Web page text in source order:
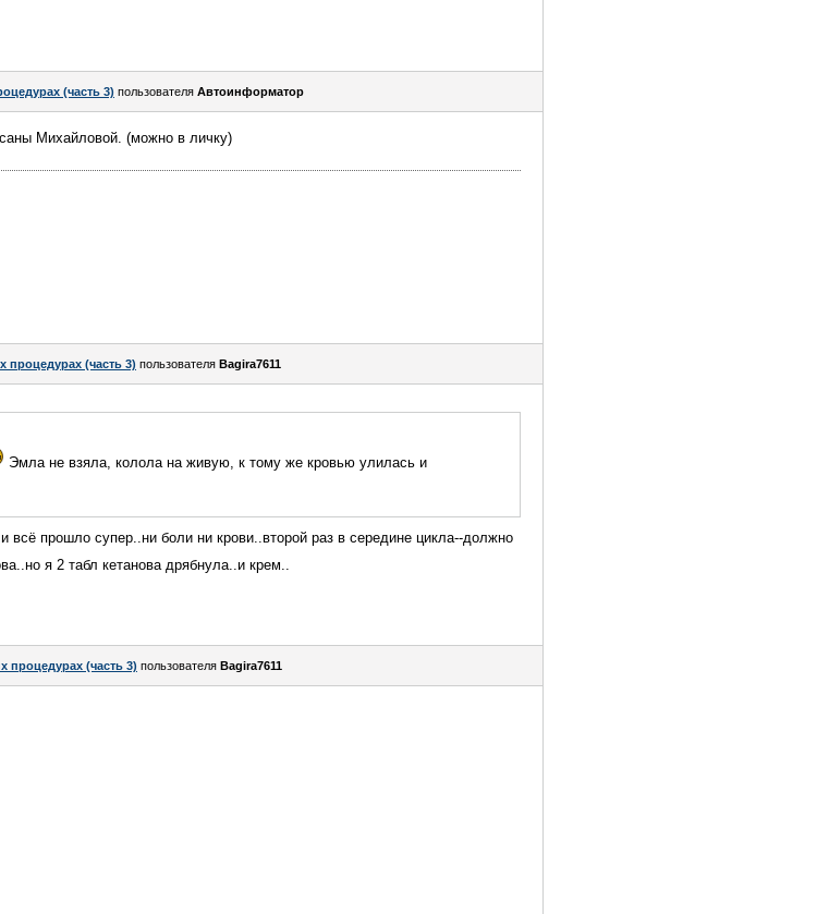
(часть 3) пользователя Автоинформатор
Михайловой. (можно в личку)
процедурах (часть 3) пользователя Bagira7611
Эмла не взяла, колола на живую, к тому же кровью улилась и
прошло супер..ни боли ни крови..второй раз в середине цикла--должно
я 2 табл кетанова дрябнула..и крем..
процедурах (часть 3) пользователя Bagira7611